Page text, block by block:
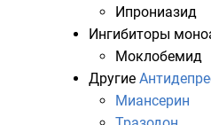
Ипрониазид
Ингибиторы
Моклобемид
Другие
Миансерин